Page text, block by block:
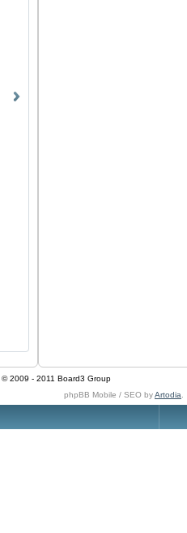
© 2009 - 2011 Board3 Group
phpBB Mobile / SEO byArtodia